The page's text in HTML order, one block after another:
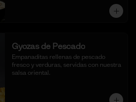
Gyozas de Pescado
Empanaditas rellenas de pescado
fresco y verduras, servidas con nuestra
salsa oriental.